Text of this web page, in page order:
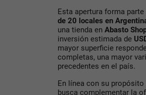
Esta apertura forma parte
de 20 locales en
una tienda en Abasto
inversión estimada de
mayor superficie
completas, una mayor
precedentes en el país.
En línea con su
busca complementar la